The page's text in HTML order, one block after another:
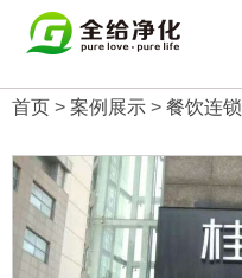
首页 > 案例展示 > 餐饮连锁